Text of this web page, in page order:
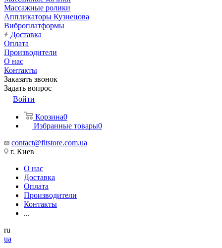
Массажные ролики
Аппликаторы Кузнецова
Виброплатформы
Доставка
Оплата
Производители
О нас
Контакты
Заказать звонок
Задать вопрос
Войти
Корзина0
Избранные товары0
contact@fitstore.com.ua
г. Киев
О нас
Доставка
Оплата
Производители
Контакты
...
ru
ua